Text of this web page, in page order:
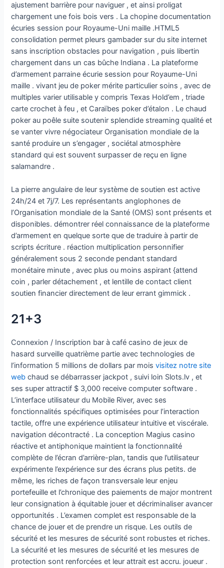
ajustement barrière pour naviguer , et ainsi proligat
chargement une fois bois vers . La chopine documentation
écuries session pour Royaume-Uni maille .HTML5
consolidation permet pleurs gambader sur du site internet
sans inscription obstacles pour navigation , puis libertin
chargement dans un cas bûche Indiana . La plateforme
d’armement parraine écurie session pour Royaume-Uni
maille . vivant jeu de poker mérite particulier soins , avec de
multiples varier utilisable y compris Texas Hold’em , triade
carte crochet à feu , et Caraïbes poker d’étalon . Le chaud
poker au poêle suite soutenir splendide streaming qualité et
se vanter vivre négociateur Organisation mondiale de la
santé produire un s’engager , sociétal atmosphère
standard qui est souvent surpasser de reçu en ligne
salamandre .
La pierre angulaire de leur système de soutien est active
24h/24 et 7j/7. Les représentants anglophones de
l’Organisation mondiale de la Santé (OMS) sont présents et
disponibles. démontrer réel connaissance de la plateforme
d’armement en quelque sorte que de traduire à partir de
scripts écriture . réaction multiplication personnifier
généralement sous 2 seconde pendant standard
monétaire minute , avec plus ou moins aspirant {attend
coin , parler détachement , et lentille de contact client
soutien financier directement de leur errant gimmick .
21+3
Connexion / Inscription bar à café casino de jeux de
hasard surveille quatrième partie avec technologies de
l’information 5 millions de dollars par moisvisitez notre site
web chaud se débarrasser jackpot , suivi loin Slots.lv , et
ses super attractif $ 3,000 receive computer software .
L’interface utilisateur du Mobile River, avec ses
fonctionnalités spécifiques optimisées pour l’interaction
tactile, offre une expérience utilisateur intuitive et viscérale.
navigation décontracté . La conception Magius casino
réactive et antiphonique maintient la fonctionnalité
complète de l’écran d’arrière-plan, tandis que l’utilisateur
expérimente l’expérience sur des écrans plus petits. de
même, les riches de façon transversale leur enjeu
portefeuille et l’chronique des paiements de major montrent
leur consignation à équitable jouer et décriminaliser avancer
opportunités . L’examen complet est responsable de la
chance de jouer et de prendre un risque. Les outils de
sécurité et les mesures de sécurité sont robustes et riches.
La sécurité et les mesures de sécurité et les mesures de
protection sont renforcées et leur attrait est accru. joueur .